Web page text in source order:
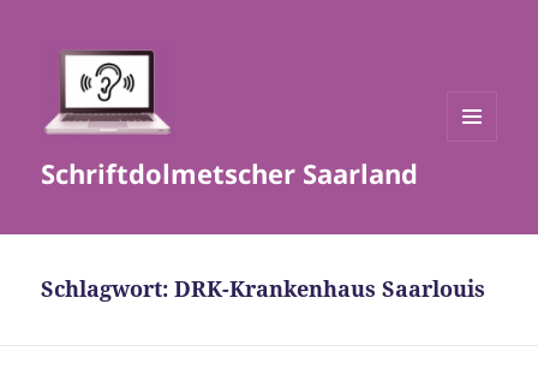
Schriftdolmetscher Saarland
Schlagwort:DRK-Krankenhaus Saarlouis